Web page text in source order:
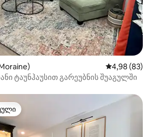
საშუალო
4,98 (83)
ტაუნჰაუსით გარეუბნის შუაგულში
მოწინავე ვარიანტი